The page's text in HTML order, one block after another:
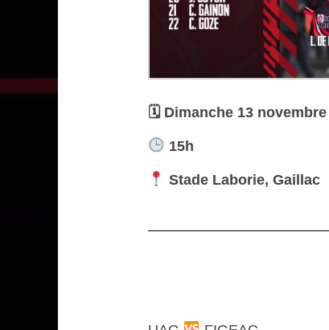
🗓 Dimanche 13 novembre
15h
Stade Laborie, Gaillac